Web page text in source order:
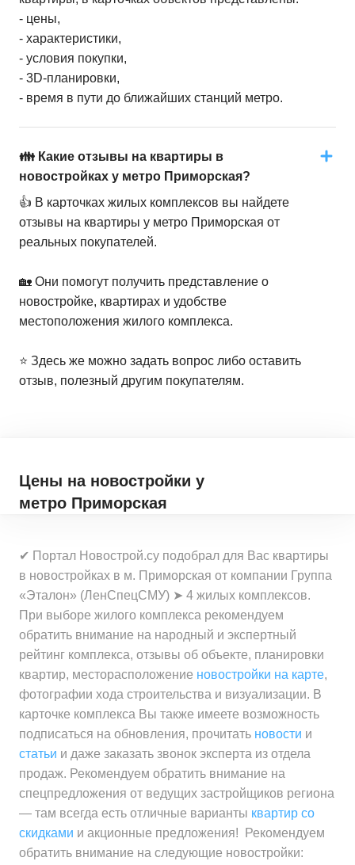
- цены,
- характеристики,
- условия покупки,
- 3D-планировки,
- время в пути до ближайших станций метро.
👪 Какие отзывы на квартиры в
новостройках у метро Приморская?
👍 В карточках жилых комплексов вы найдете
отзывы на квартиры у метро Приморская от
реальных покупателей.
🏡 Они помогут получить представление о
новостройке, квартирах и удобстве
местоположения жилого комплекса.
⭐️ Здесь же можно задать вопрос либо оставить
отзыв, полезный другим покупателям.
Цены на новостройки у
метро Приморская
✔ Портал Новострой.су подобрал для Вас квартиры
в новостройках в м. Приморская от компании Группа
«Эталон» (ЛенСпецСМУ) ➤ 4 жилых комплексов.
При выборе жилого комплекса рекомендуем
обратить внимание на народный и экспертный
рейтинг комплекса, отзывы об объекте, планировки
квартир, месторасположение новостройки на карте,
фотографии хода строительства и визуализации. В
карточке комплекса Вы также имеете возможность
подписаться на обновления, прочитать новости и
статьи и даже заказать звонок эксперта из отдела
продаж. Рекомендуем обратить внимание на
спецпредложения от ведущих застройщиков региона
— там всегда есть отличные варианты квартир со
скидками и акционные предложения! Рекомендуем
обратить внимание на следующие новостройки: